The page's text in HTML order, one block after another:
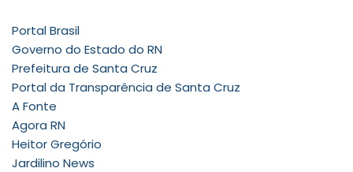
Portal Brasil
Governo do Estado do RN
Prefeitura de Santa Cruz
Portal da Transparência de Santa Cruz
A Fonte
Agora RN
Heitor Gregório
Jardilino News